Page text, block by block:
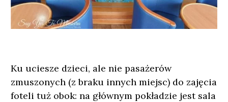
Ku uciesze dzieci, ale nie pasażerów
zmuszonych (z braku innych miejsc) do zajęcia
foteli tuż obok: na głównym pokładzie jest sala